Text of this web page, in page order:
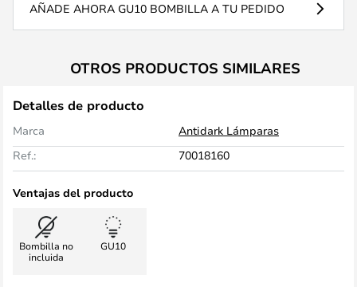
AÑADE AHORA GU10 BOMBILLA A TU PEDIDO
OTROS PRODUCTOS SIMILARES
Detalles de producto
Marca
Antidark Lámparas
Ref.:
70018160
Ventajas del producto
Bombilla no
incluida
GU10